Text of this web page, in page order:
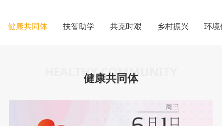
健康共同体 扶智助学 共克时艰 乡村振兴 环
HEALTHY COMMUNITY
健康共同体